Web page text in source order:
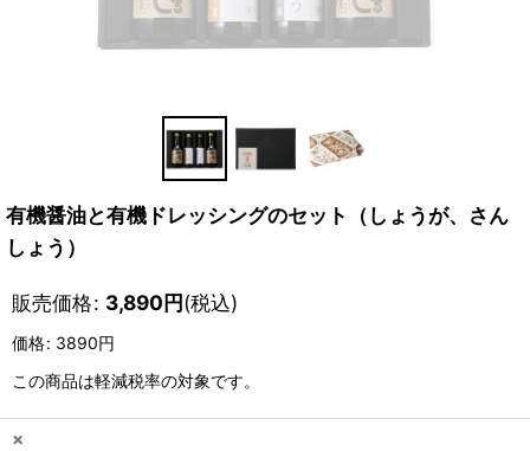
有機醤油と有機ドレッシングのセット（しょうが、さん
しょう）
販売価格: 3,890円(税込)
価格: 3890円
この商品は軽減税率の対象です。
×